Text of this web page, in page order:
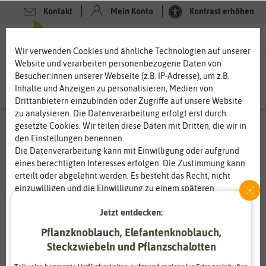
Kontakt Mein Konto Kontrast erhöhen
Wir verwenden Cookies und ähnliche Technologien auf unserer
Website und verarbeiten personenbezogene Daten von
Besucher:innen unserer Webseite (z.B. IP-Adresse), um z.B.
Inhalte und Anzeigen zu personalisieren, Medien von
Drittanbietern einzubinden oder Zugriffe auf unsere Website
zu analysieren. Die Datenverarbeitung erfolgt erst durch
gesetzte Cookies. Wir teilen diese Daten mit Dritten, die wir in
den Einstellungen benennen.
Die Datenverarbeitung kann mit Einwilligung oder aufgrund
eines berechtigten Interesses erfolgen. Die Zustimmung kann
erteilt oder abgelehnt werden. Es besteht das Recht, nicht
einzuwilligen und die Einwilligung zu einem späteren
Informationen zur Verwendung personenbezogener Daten und
Jetzt entdecken:
Pflanzknoblauch, Elefantenknoblauch,
Steckzwiebeln und Pflanzschalotten